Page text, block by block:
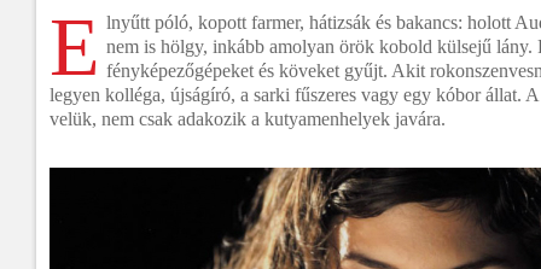
E lnyűtt póló, kopott farmer, hátizsák és bakancs: holott
nem is hölgy, inkább amolyan örök kobold külsejű lány.
fényképezőgépeket és köveket gyűjt. Akit
legyen kolléga, újságíró, a sarki fűszeres vagy egy kóbor állat.
velük, nem csak adakozik a kutyamenhelyek javára.